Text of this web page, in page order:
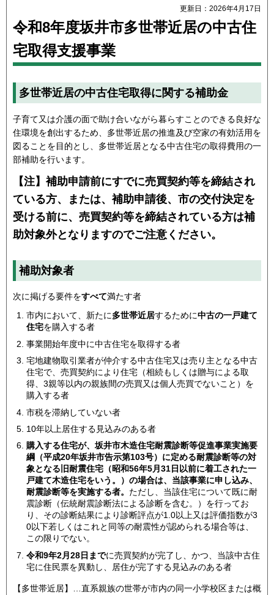
更新日：2026年4月17日
令和8年度坂井市多世帯近居の中古住
宅取得支援事業
多世帯近居の中古住宅取得に関する補助金
子育て又は介護の面で助け合いながら暮らすことのできる良好な
住環境を創出するため、多世帯近居の推進及び空家の有効活用を
図ることを目的とし、多世帯近居となる中古住宅の取得費用の一
部補助を行います。
【注】補助申請前にすでに売買契約等を締結され
ている方、または、補助申請後、市の交付決定を
受ける前に、売買契約等を締結されている方は補
助対象外となりますのでご注意ください。
補助対象者
次に掲げる要件をすべて満たす者
市内において、新たに多世帯近居するために中古の一戸建て
住宅を購入する者
事業開始年度中に中古住宅を取得する者
宅地建物取引業者が仲介する中古住宅又は売り主となる中古
住宅で、売買契約により住宅（相続もしくは贈与による取
得、3親等以内の親族間の売買又は個人売買でないこと）を
購入する者
市税を滞納していない者
10年以上居住する見込みのある者
購入する住宅が、坂井市木造住宅耐震診断等促進事業実施要
綱（平成20年坂井市告示第103号）に定める耐震診断等の対
象となる旧耐震住宅（昭和56年5月31日以前に着工された一
戸建て木造住宅をいう。）の場合は、当該事業に申し込み、
耐震診断等を実施する者。 ただし、当該住宅について既に耐
震診断（伝統耐震診断法による診断を含む。）を行ってお
り、その診断結果により診断評点が1.0以上又は評価指数が3
0以下若しくはこれと同等の耐震性が認められる場合等は、
この限りでない。
令和9年2月28日までに売買契約が完了し、かつ、当該中古住
宅に住民票を異動し、居住が完了する見込みのある者
【多世帯近居】…直系親族の世帯が市内の同一小学校区または概